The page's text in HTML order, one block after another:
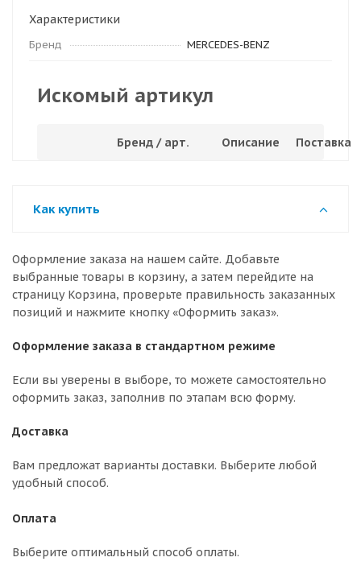
Характеристики
Бренд MERCEDES-BENZ
Искомый артикул
Бренд / арт. Описание Поставка
Как купить
Оформление заказа на нашем сайте. Добавьте
выбранные товары в корзину, а затем перейдите на
страницу Корзина, проверьте правильность заказанных
позиций и нажмите кнопку «Оформить заказ».
Оформление заказа в стандартном режиме
Если вы уверены в выборе, то можете самостоятельно
оформить заказ, заполнив по этапам всю форму.
Доставка
Вам предложат варианты доставки. Выберите любой
удобный способ.
Оплата
Выберите оптимальный способ оплаты.